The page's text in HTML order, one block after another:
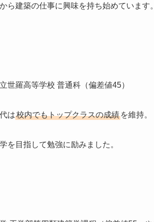
ら建築の仕事に興味を持ち始めています
世羅高等学校 普通科（偏差値45）
は校内でもトップクラスの成績 を維持。
を目指して勉強に励みました。